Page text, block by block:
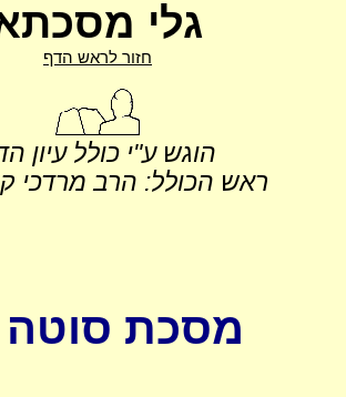
גלי
חזור לראש הדף
הוגש ע"י כולל עיון
ראש הכולל: הרב מרדכי
מסכת סוטה